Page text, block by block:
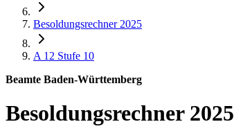
Besoldungsrechner 2025
A 12 Stufe 10
Beamte Baden-Württemberg
Besoldungsrechner 2025